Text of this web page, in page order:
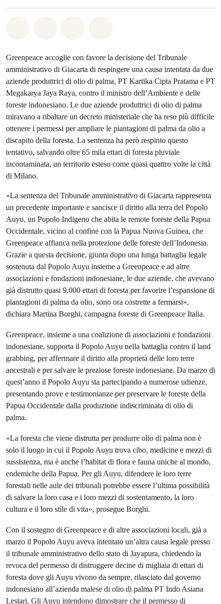
Greenpeace accoglie con favore la decisione del Tribunale
amministrativo di Giacarta di respingere una causa intentata da due
aziende produttrici di olio di palma, PT Kartika Cipta Pratama e PT
Megakarya Jaya Raya, contro il ministro dell’Ambiente e delle
foreste indonesiano. Le due aziende produttrici di olio di palma
miravano a ribaltare un decreto ministeriale che ha reso più difficile
ottenere i permessi per ampliare le piantagioni di palma da olio a
discapito della foresta. La sentenza ha però respinto questo
tentativo, salvando oltre 65 mila ettari di foresta pluviale
incontaminata, un territorio esteso come quasi quattro volte la città
di Milano.
«La sentenza del Tribunale amministrativo di Giacarta rappresenta
un precedente importante e sancisce il diritto alla terra del Popolo
Auyu, un Popolo Indigeno che abita le remote foreste della Papua
Occidentale, vicino al confine con la Papua Nuova Guinea, che
Greenpeace affianca nella protezione delle foreste dell’Indonesia.
Grazie a questa decisione, giunta dopo una lunga battaglia legale
sostenuta dal Popolo Auyu insieme a Greenpeace e ad altre
associazioni e fondazioni indonesiane, le due aziende, che avevano
già distrutto quasi 9.000 ettari di foresta per favorire l’espansione di
piantagioni di palma da olio, sono ora costrette a fermarsi»,
dichiara Martina Borghi, campagna foreste di Greenpeace Italia.
Greenpeace, insieme a una coalizione di associazioni e fondazioni
indonesiane, supporta il Popolo Auyu nella battaglia contro il land
grabbing, per affermare il diritto alla proprietà delle loro terre
ancestrali e per salvare le preziose foreste indonesiane. Da marzo di
quest’anno il Popolo Auyu sta partecipando a numerose udienze,
presentando prove e testimonianze per preservare le foreste della
Papua Occidentale dalla produzione indiscriminata di olio di
palma.
«La foresta che viene distrutta per produrre olio di palma non è
solo il luogo in cui il Popolo Auyu trova cibo, medicine e mezzi di
sussistenza, ma è anche l’habitat di flora e fauna uniche al mondo,
endemiche della Papua. Per gli Auyu, difendere le loro terre
forestali nelle aule dei tribunali potrebbe essere l’ultima possibilità
di salvare la loro casa e i loro mezzi di sostentamento, la loro
cultura e il loro stile di vita», prosegue Borghi.
Con il sostegno di Greenpeace e di altre associazioni locali, già a
marzo il Popolo Auyu aveva intentato un’altra causa legale presso
il tribunale amministrativo dello stato di Jayapura, chiedendo la
revoca del permesso di distruggere decine di migliaia di ettari di
foresta dove gli Auyu vivono da sempre, rilasciato dal governo
indonesiano all’azienda malese di olio di palma PT Indo Asiana
Lestari. Gli Auyu intendono dimostrare che il permesso di